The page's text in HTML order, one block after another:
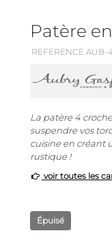
Patère
REFERENCE AUB-
La patère 4
suspendre vos
cuisine en créant
rustique !
voir toutes les
Épuisé